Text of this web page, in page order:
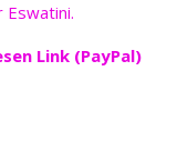
Eswatini.
Link (PayPal)